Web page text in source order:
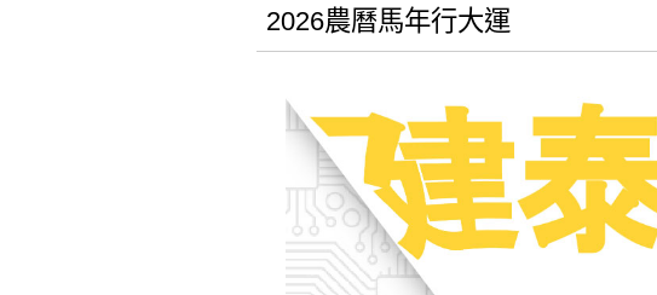
2026農曆馬年行大運